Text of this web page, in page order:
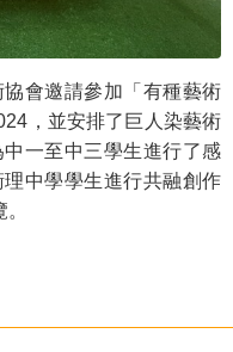
會邀請參加「有種藝術
，並安排了巨人染藝術
一至中三學生進行了感
中學學生進行共融創作